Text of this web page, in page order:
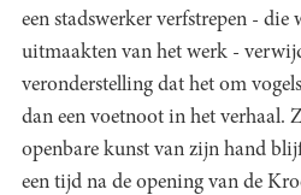
een stadswerker verfstrepen - die
uitmaakten van het werk -
veronderstelling dat het om
dan een voetnoot in het verhaal.
openbare kunst van zijn hand
een tijd na de opening van de